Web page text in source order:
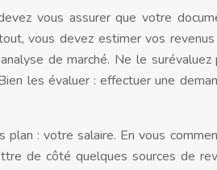
vous assurer que votre
vous devez estimer vos
de marché. Ne le surévaluez
les évaluer : effectuer une
plan : votre salaire. En vous
de côté quelques sources de